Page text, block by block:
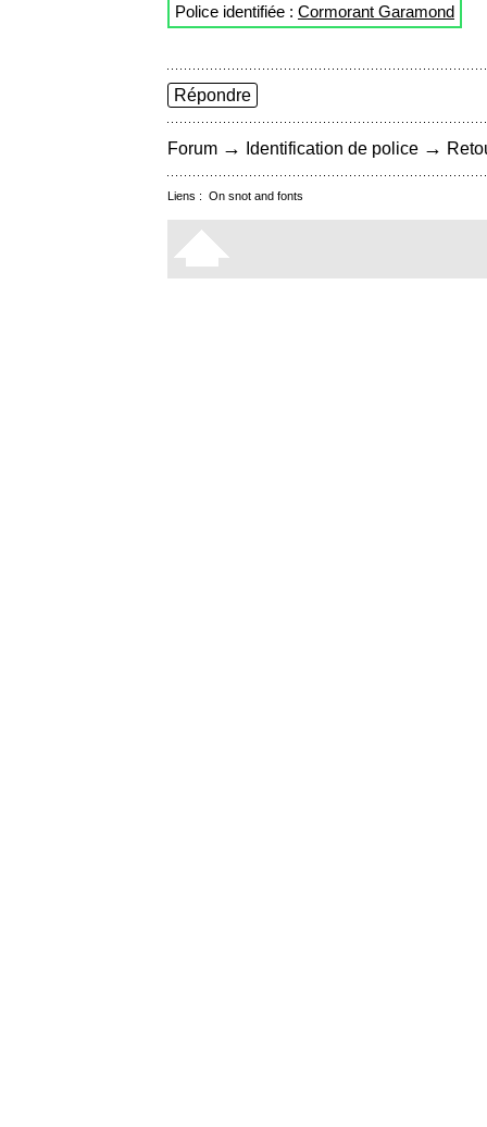
Police identifiée : Cormorant Garamond
Répondre
Forum → Identification de police →
Liens : On snot and fonts